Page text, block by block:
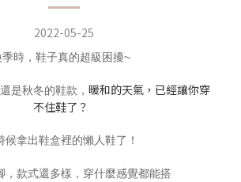
2022-05-25
季時，鞋子真的超級困擾~
是秋冬的鞋款， 暖和的天氣，已經讓你穿
不住鞋了？
候拿出鞋盒裡的懶人鞋了！
，款式還多樣，穿什麼感覺都能搭